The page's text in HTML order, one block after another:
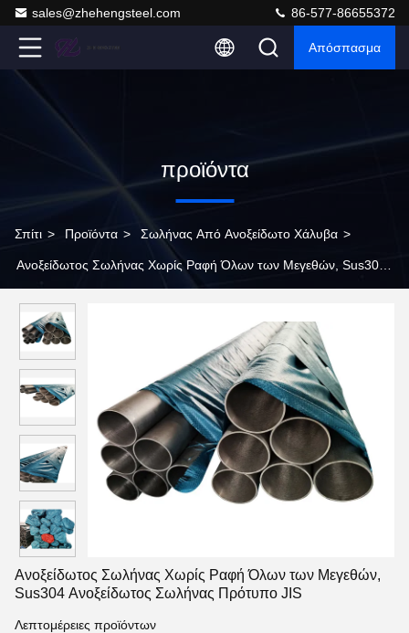
sales@zhehengsteel.com 86-577-86655372
Απόσπασμα
προϊόντα
Σπίτι > Προϊόντα > Σωλήνας Από Ανοξείδωτο Χάλυβα >
Ανοξείδωτος Σωλήνας Χωρίς Ραφή Όλων των Μεγεθών, Sus304
Ανοξείδωτος Σωλήνας Χωρίς Ραφή Όλων των Μεγεθών,
Sus304 Ανοξείδωτος Σωλήνας Πρότυπο JIS
Λεπτομέρειες προϊόντων